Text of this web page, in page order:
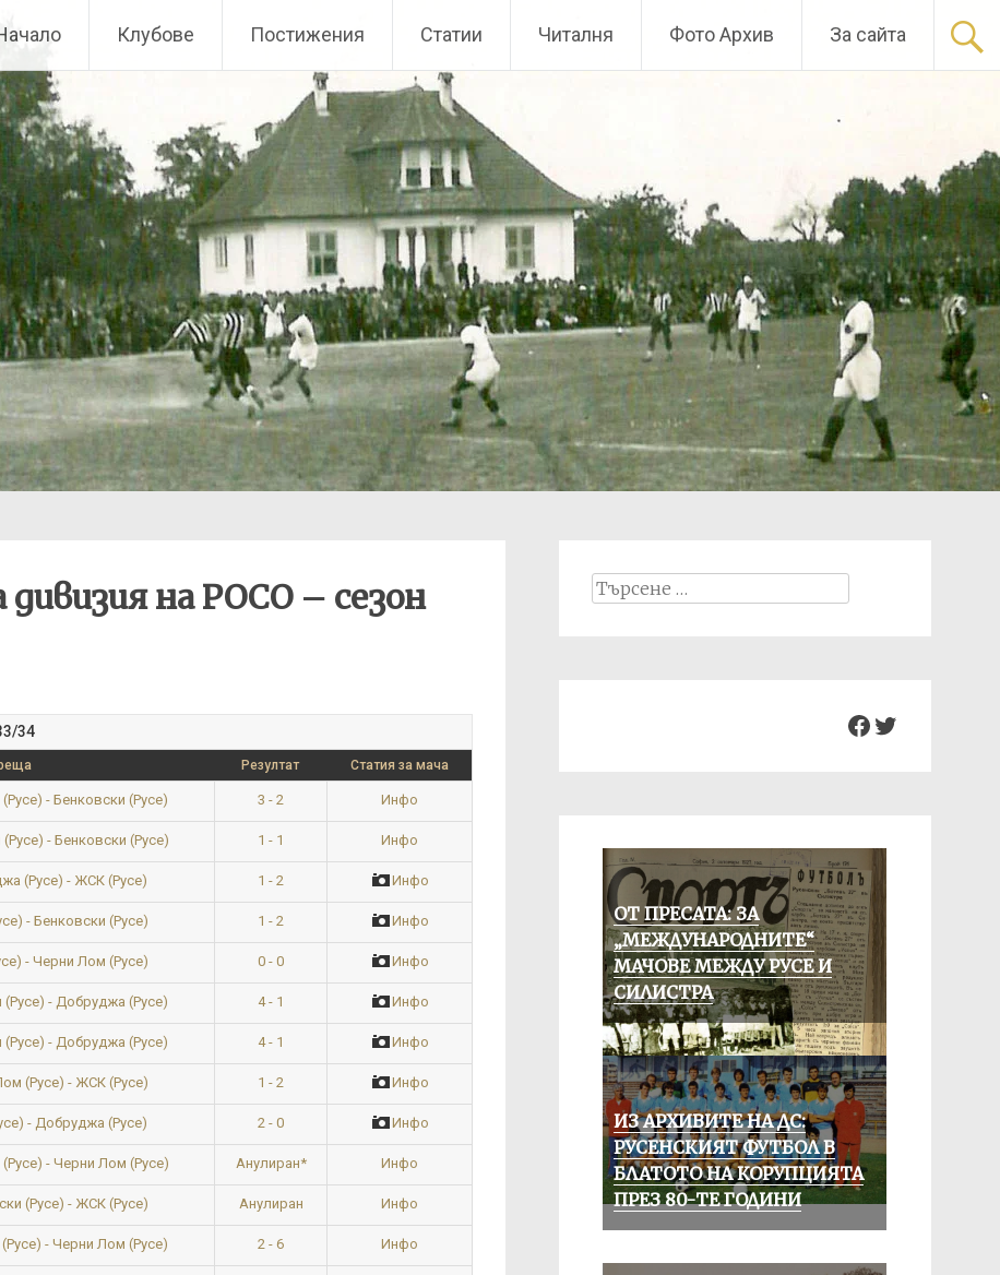
Клубове Постижения Статии Читалня Фото Архив За сайта
на РОСО – сезон
34
Резултат Статия за мача
- Бенковски (Русе) 3 - 2 Инфо
- Бенковски (Русе) 1 - 1 Инфо
(Русе) - ЖСК (Русе) 1 - 2 Инфо
- Бенковски (Русе) 1 - 2 Инфо
- Черни Лом (Русе) 0 - 0 Инфо
- Добруджа (Русе) 4 - 1 Инфо
(Русе) - Добруджа (Русе) 4 - 1 Инфо
(Русе) - ЖСК (Русе) 1 - 2 Инфо
- Добруджа (Русе) 2 - 0 Инфо
- Черни Лом (Русе) Анулиран* Инфо
(Русе) - ЖСК (Русе) Анулиран Инфо
- Черни Лом (Русе) 2 - 6 Инфо
Search
Facebook
Twitter
ОТ ПРЕСАТА: ЗА
„МЕЖДУНАРОДНИТЕ“
МАЧОВЕ МЕЖДУ РУСЕ И
СИЛИСТРА
ИЗ АРХИВИТЕ НА ДС:
РУСЕНСКИЯТ ФУТБОЛ В
БЛАТОТО НА КОРУПЦИЯТА
ПРЕЗ 80-ТЕ ГОДИНИ